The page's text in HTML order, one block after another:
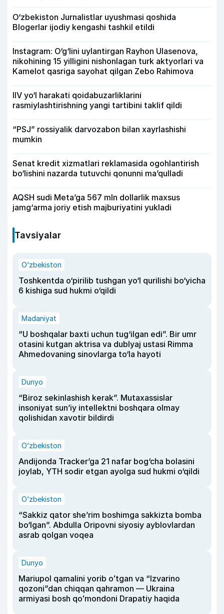
O‘zbekiston Jurnalistlar uyushmasi qoshida
Blogerlar ijodiy kengashi tashkil etildi
Instagram: O‘g‘lini uylantirgan Rayhon Ulasenova,
nikohining 15 yilligini nishonlagan turk aktyorlari va
Kamelot qasriga sayohat qilgan Zebo Rahimova
IIV yo‘l harakati qoidabuzarliklarini
rasmiylashtirishning yangi tartibini taklif qildi
“PSJ” rossiyalik darvozabon bilan xayrlashishi
mumkin
Senat kredit xizmatlari reklamasida ogohlantirish
bo‘lishini nazarda tutuvchi qonunni ma’qulladi
AQSH sudi Meta’ga 567 mln dollarlik maxsus
jamg‘arma joriy etish majburiyatini yukladi
Tavsiyalar
O‘zbekiston
Toshkentda o‘pirilib tushgan yo‘l qurilishi bo‘yicha
6 kishiga sud hukmi o‘qildi
Madaniyat
“U boshqalar baxti uchun tug‘ilgan edi”. Bir umr
otasini kutgan aktrisa va dublyaj ustasi Rimma
Ahmedovaning sinovlarga to‘la hayoti
Dunyo
“Biroz sekinlashish kerak”. Mutaxassislar
insoniyat sun’iy intellektni boshqara olmay
qolishidan xavotir bildirdi
O‘zbekiston
Andijonda Tracker’ga 21 nafar bog‘cha bolasini
joylab, YTH sodir etgan ayolga sud hukmi o‘qildi
O‘zbekiston
“Sakkiz qator she’rim boshimga sakkizta bomba
bo‘lgan”. Abdulla Oripovni siyosiy ayblovlardan
asrab qolgan voqea
Dunyo
Mariupol qamalini yorib oʻtgan va “Izvarino
qozoni”dan chiqqan qahramon — Ukraina
armiyasi bosh qoʻmondoni Drapatiy haqida